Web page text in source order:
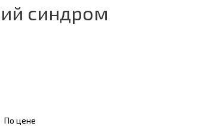
синдром
По цене